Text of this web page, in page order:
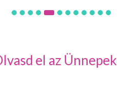
el az